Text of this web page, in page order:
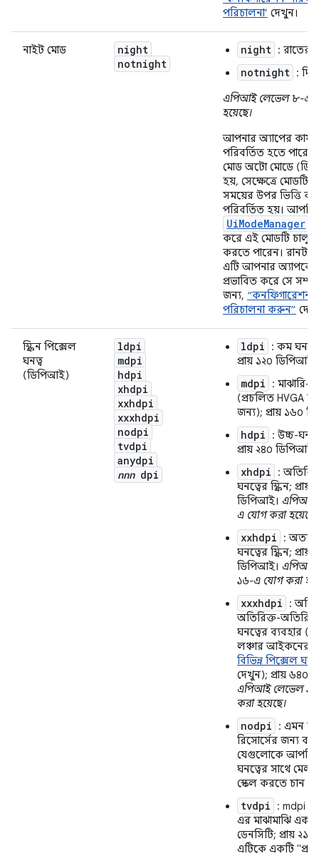
পরিচালনা’ দেখুন।
নাইট মোড
night
notnight
night : রাতের
notnight :
এপিআই লেভেল ৮-এ
হয়েছে।
আপনার অ্যাপের
পরিবর্তিত হতে পারে,
মোড অটো মোডে
হয়, সেক্ষেত্রে মোডটি
সময়ের উপর ভিত্তি
পরিবর্তিত হয়। আপনি
UiModeManager
করে এই মোডটি চালু
করতে পারেন।
এটি আপনার অ্যাপকে
প্রভাবিত করে সে
জন্য, “কনফিগারেশন
পরিচালনা করুন”
স্ক্রিন পিক্সেল
ঘনত্ব
(ডিপিআই)
ldpi
mdpi
hdpi
xhdpi
xxhdpi
xxxhdpi
nodpi
tvdpi
anydpi
nnndpi
ldpi
: কম
প্রায় ১২০ ডিপিআই।
mdpi
: মাঝারি-
(প্রচলিত HVGA
জন্য); প্রায় ১৬০
hdpi
: উচ্চ-
প্রায় ২৪০ ডিপিআই।
xhdpi
:
ঘনত্বের স্ক্রিন; প্রায়
ডিপিআই। এপিআই
এ যোগ করা হয়েছে।
xxhdpi
:
ঘনত্বের স্ক্রিন; প্রায়
ডিপিআই। এপিআই
১৬-এ যোগ করা
xxxhdpi
:
অতিরিক্ত-
ঘনত্বের ব্যবহার
লঞ্চার আইকনের
বিভিন্ন পিক্সেল
দেখুন); প্রায় ৬৪০
এপিআই লেভেল
করা হয়েছে।
nodpi
: এমন
রিসোর্সের জন্য
যেগুলোকে আপনি
ঘনত্বের সাথে
স্কেল করতে চান
tvdpi
: mdpi
এর মাঝামাঝি একটি
ডেনসিটি; প্রায়
এটিকে একটি